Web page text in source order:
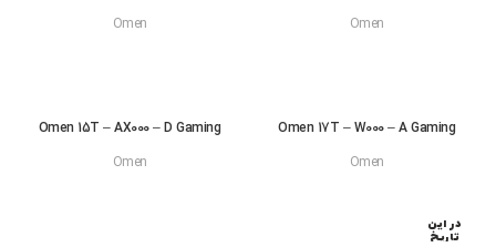
Omen
Omen
Omen 17T – W000 – A Gaming
Omen
Omen 15T – AX000 – D Gaming
Omen
در این
تاریخ